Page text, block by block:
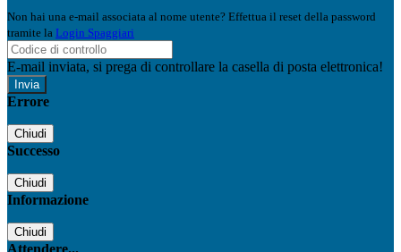
Non hai una e-mail associata al nome utente? Effettua il reset della password
tramite la Login Spaggiari
E-mail inviata, si prega di controllare la casella di posta elettronica!
Errore
Chiudi
Successo
Chiudi
Informazione
Chiudi